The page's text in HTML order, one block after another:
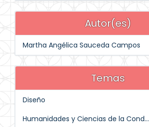
Autor(es)
Martha Angélica Sauceda Campos
Temas
Diseño
Humanidades y Ciencias de la Cond...